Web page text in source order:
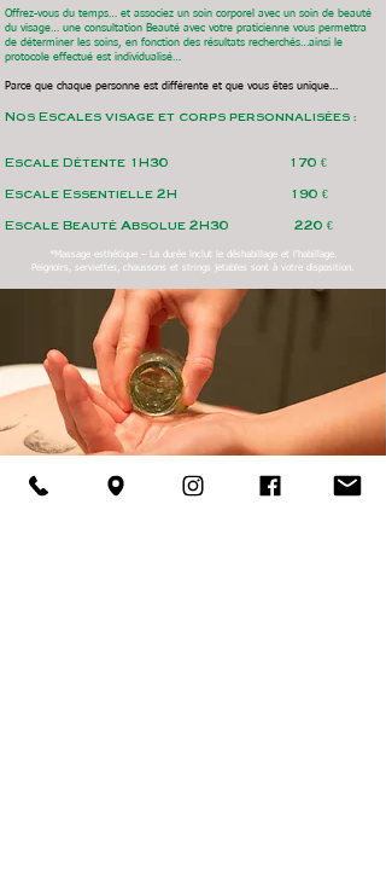
Offrez-vous du temps… et associez un soin corporel avec un soin de beauté
du visage… une consultation Beauté avec votre praticienne vous permettra
de déterminer les soins, en fonction des résultats recherchés…ainsi le
protocole effectué est individualisé…
Parce que chaque personne est différente et que vous êtes unique…
Nos Escales visage et corps personnalisées :
Escale Détente 1H30 170 €
Escale Essentielle 2H 190 €
Escale Beauté Absolue 2H30 220 €
*Massage esthétique – La durée inclut
le déshabillage et l’habillage.
Peignoirs, serviettes, chaussons et strings jetables sont à votre disposition.